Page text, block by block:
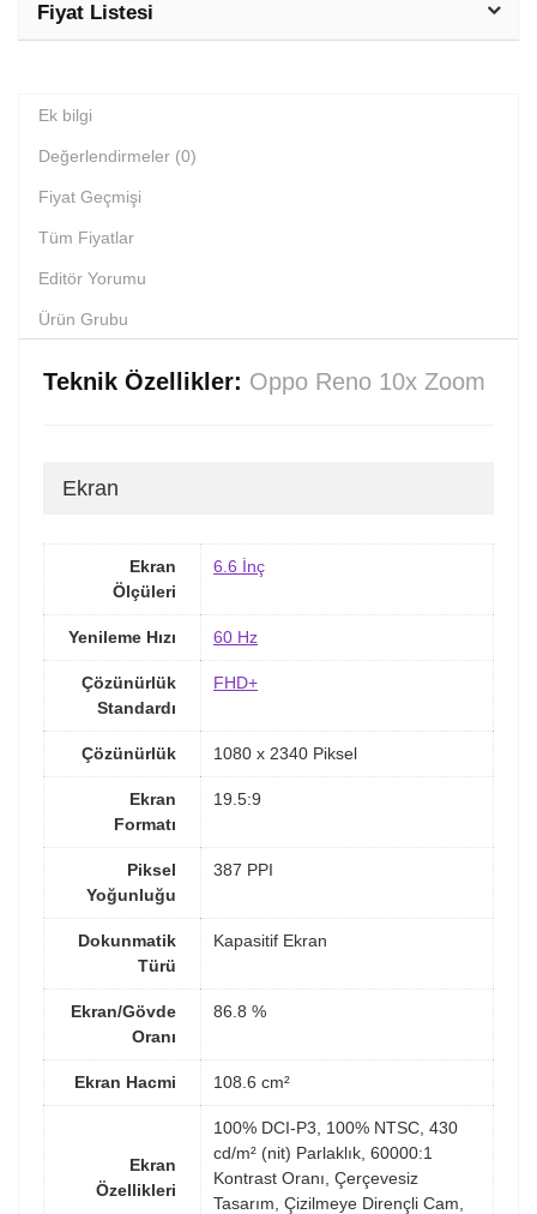
Fiyat Listesi
Ek bilgi
Değerlendirmeler (0)
Fiyat Geçmişi
Tüm Fiyatlar
Editör Yorumu
Ürün Grubu
Teknik Özellikler: Oppo Reno 10x Zoom
Ekran
Ekran
Ölçüleri
6.6 İnç
Yenileme Hızı 60 Hz
Çözünürlük
Standardı
FHD+
Çözünürlük 1080 x 2340 Piksel
Ekran
Formatı
19.5:9
Piksel
Yoğunluğu
387 PPI
Dokunmatik
Türü
Kapasitif Ekran
Ekran/Gövde
Oranı
86.8 %
Ekran Hacmi 108.6 cm²
Ekran
Özellikleri
100% DCI-P3, 100% NTSC, 430
cd/m² (nit) Parlaklık, 60000:1
Kontrast Oranı, Çerçevesiz
Tasarım, Çizilmeye Dirençli Cam,